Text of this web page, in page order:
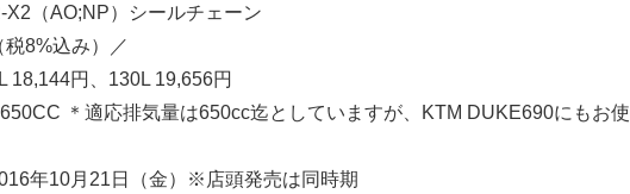
X2（AO;NP）シールチェーン
税8%込み）／
18,144円、130L 19,656円
＊適応排気量は650cc迄としていますが、KTM DUKE690にもお使
年10月21日（金）※店頭発売は同時期